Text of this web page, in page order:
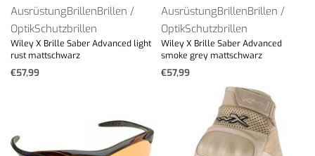
AusrüstungBrillenBrillen /
OptikSchutzbrillen
Wiley X Brille Saber Advanced light
rust mattschwarz
€57,99
AusrüstungBrillenBrillen /
OptikSchutzbrillen
Wiley X Brille Saber Advanced
smoke grey mattschwarz
€57,99